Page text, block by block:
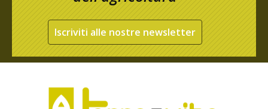
Iscriviti alle nostre newsletter